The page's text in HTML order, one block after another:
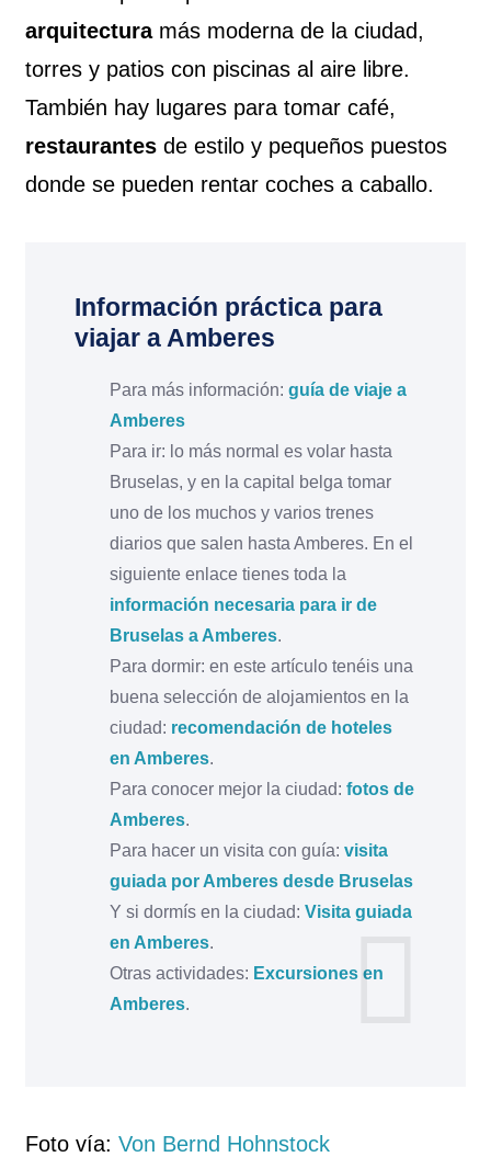
arquitectura más moderna de la ciudad,
torres y patios con piscinas al aire libre.
También hay lugares para tomar café,
restaurantesde estilo y pequeños puestos
donde se pueden rentar coches a caballo.
Información práctica para
viajar a Amberes
Para más información:guía de viaje a
Amberes
Para ir: lo más normal es volar hasta
Bruselas, y en la capital belga tomar
uno de los muchos y varios trenes
diarios que salen hasta Amberes. En el
siguiente enlace tienes toda la
información necesaria para ir de
Bruselas a Amberes.
Para dormir: en este artículo tenéis una
buena selección de alojamientos en la
ciudad: recomendación de hoteles
en Amberes.
Para conocer mejor la ciudad:fotos de
Amberes.
Para hacer un visita con guía:visita
guiada por Amberes desde Bruselas
Y si dormís en la ciudad:Visita guiada
en Amberes.
Otras actividades: Excursiones en
Amberes.
Foto vía:Von Bernd Hohnstock